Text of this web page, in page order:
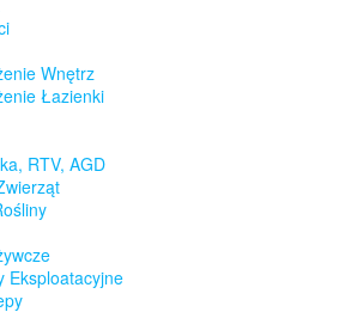
Wnętrz
Łazienki
RTV, AGD
Eksploatacyjne